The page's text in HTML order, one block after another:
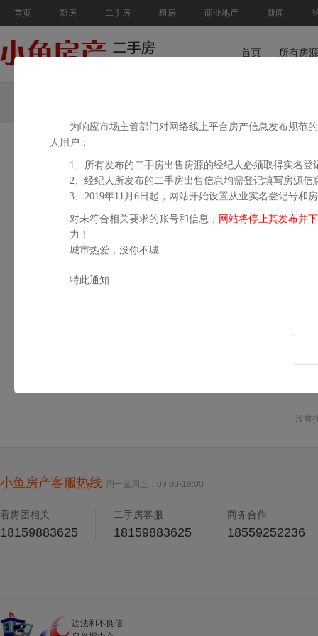
首页 新房 二手房 租房 商业地产 新闻
首页 所有房源
不限 思明 湖里 集美 海沧 翔安 同安 厦门周边
不限 50万以下 50-100万 100-180万 180-250万 250-
不限 50平米以下 50-80平米
不限 一室
「没
为响应市场主管部门对网络线上平台房产信息发布规范
人用户：
1、所有发布的二手房出售房源的经纪人必须取得实名登
2、经纪人所发布的二手房出售信息均需登记填写房源信
3、2019年11月6日起，网站开始设置从业实名登记号和
对未符合相关要求的账号和信息， 网站将停止其发布并
力！
城市热爱，没你不城
特此通知
小鱼房产客服热线 周一至周五：09:00-18:00
看房团相关
18159883625
二手房客服
18159883625
商务合作
18559252236
违法和不良信